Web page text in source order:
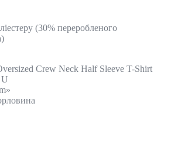
(30% переробленого
Crew Neck Half Sleeve T-Shirt
U